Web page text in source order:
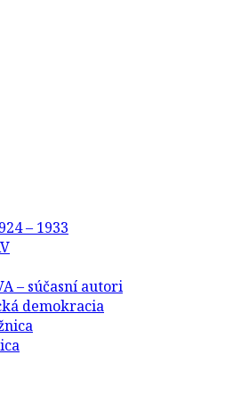
– 1933
– súčasní autori
demokracia